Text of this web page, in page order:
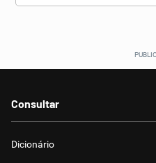
Consultar
Dicionário